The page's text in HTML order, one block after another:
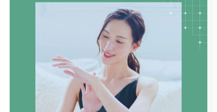
2025/08/23
美容電気脱毛の効果
タグ Tags